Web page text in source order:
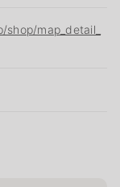
map_detail_